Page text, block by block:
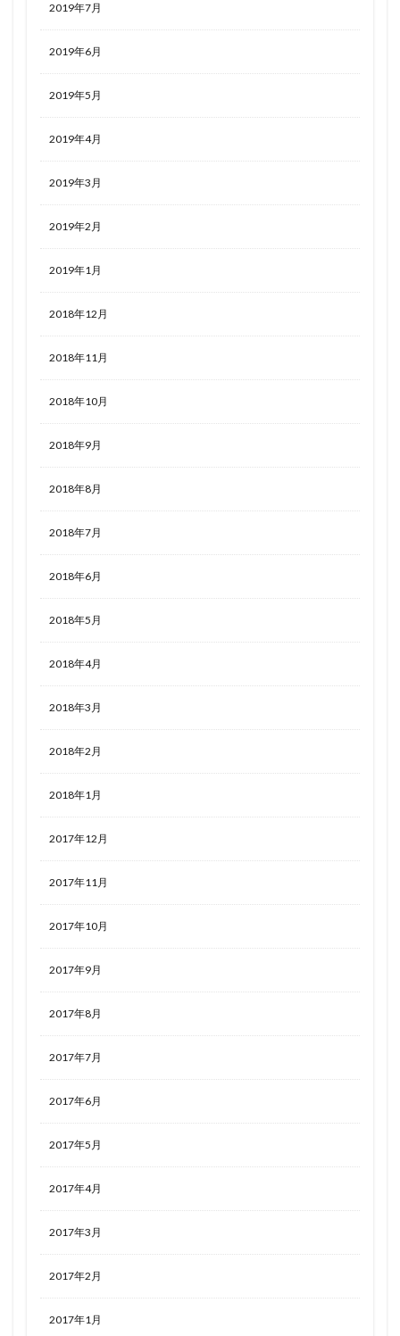
2019年7月
2019年6月
2019年5月
2019年4月
2019年3月
2019年2月
2019年1月
2018年12月
2018年11月
2018年10月
2018年9月
2018年8月
2018年7月
2018年6月
2018年5月
2018年4月
2018年3月
2018年2月
2018年1月
2017年12月
2017年11月
2017年10月
2017年9月
2017年8月
2017年7月
2017年6月
2017年5月
2017年4月
2017年3月
2017年2月
2017年1月